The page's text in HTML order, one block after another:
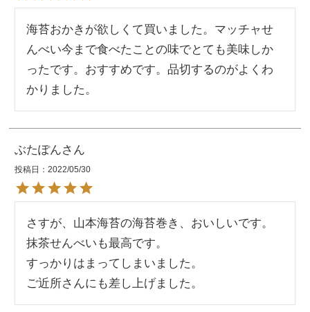
海苔おかきが欲しくて買いました。マッチャせ
んべい今まで食べたことの味でとても美味しか
ったです。おすすめです。品切するのがよくわ
かりました。
ぶたぽん
投稿日 2022/05/30
さすが、山本海苔の海苔巻き、おいしいです。
抹茶せんべいも最高です。
すっかりはまってしまいました。
ご近所さんにも差し上げました。